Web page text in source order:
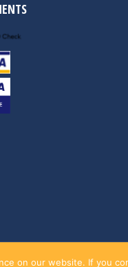
on our website. If you